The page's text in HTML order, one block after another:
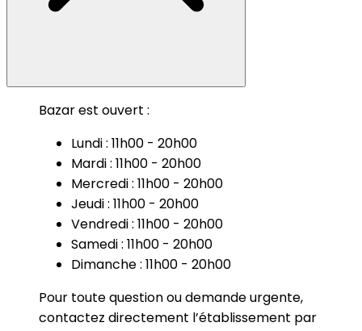
Bazar est ouvert :
Lundi : 11h00 - 20h00
Mardi : 11h00 - 20h00
Mercredi : 11h00 - 20h00
Jeudi : 11h00 - 20h00
Vendredi : 11h00 - 20h00
Samedi : 11h00 - 20h00
Dimanche : 11h00 - 20h00
Pour toute question ou demande urgente,
contactez directement l’établissement par